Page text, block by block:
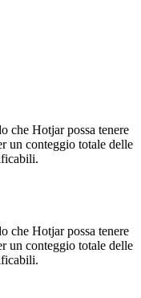
che Hotjar possa tenere
un conteggio totale delle
che Hotjar possa tenere
un conteggio totale delle